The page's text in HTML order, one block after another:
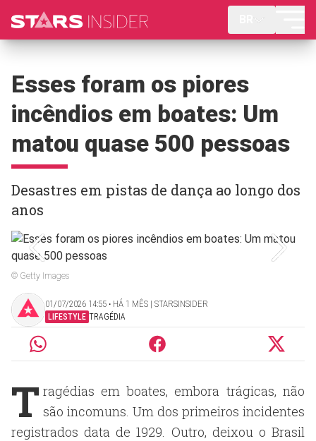
Esses foram os piores
incêndios em boates: Um
matou quase 500 pessoas
Desastres em pistas de dança ao longo dos
anos
© Getty Images
01/07/2026 14:55 ‧ HÁ 1 MÊS | STARSINSIDER
LIFESTYLE TRAGÉDIA
T ragédias em boates, embora trágicas, não
são incomuns. Um dos primeiros incidentes
registrados data de 1929. Outro, deixou o Brasil